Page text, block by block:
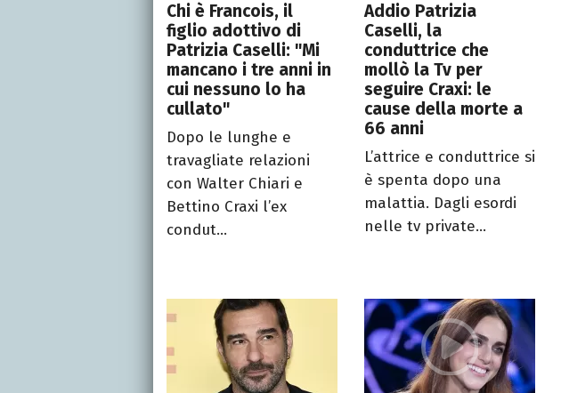
Chi è Francois, il
figlio adottivo di
Patrizia Caselli: "Mi
mancano i tre anni in
cui nessuno lo ha
cullato"
Dopo le lunghe e
travagliate relazioni
con Walter Chiari e
Bettino Craxi l’ex
condut...
Addio Patrizia
Caselli, la
conduttrice che
mollò la Tv per
seguire Craxi: le
cause della morte a
66 anni
L’attrice e conduttrice si
è spenta dopo una
malattia. Dagli esordi
nelle tv private...